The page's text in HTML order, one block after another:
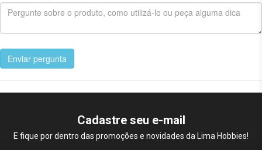
Enviar pergunta
Cadastre seu e-mail
E fique por dentro das promoções e novidades da Lima Hobbies!